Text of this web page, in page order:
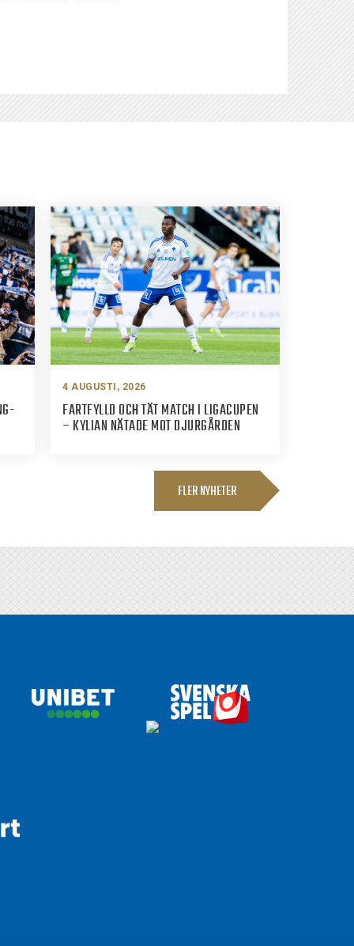
4 AUGUSTI, 2026
FARTFYLLD OCH TÄT MATCH I LIGACUPEN
– KYLIAN NÄTADE MOT DJURGÅRDEN
FLER NYHETER